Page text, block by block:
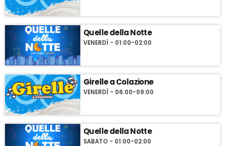
Quelle della Notte
VENERDÌ - 01:00-02:00
Girelle a Colazione
VENERDÌ - 06:00-09:00
Quelle della Notte
SABATO - 01:00-02:00